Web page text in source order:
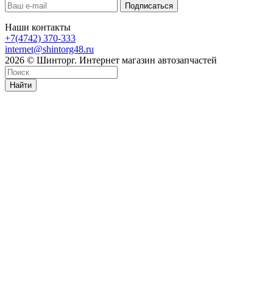
Наши контакты
+7(4742) 370-333
internet@shintorg48.ru
2026 © Шинторг. Интернет магазин автозапчастей
Найти